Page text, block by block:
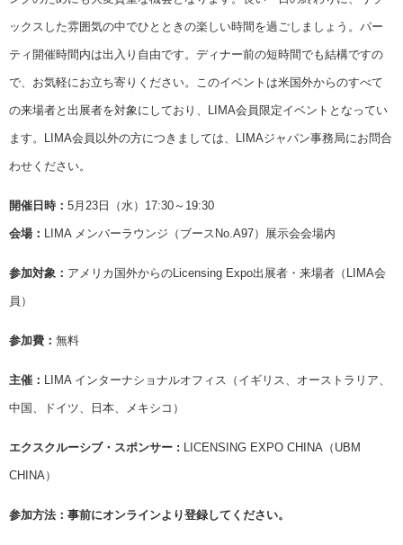
ックスした雰囲気の中でひとときの楽しい時間を過ごしましょう。パー
ティ開催時間内は出入り自由です。ディナー前の短時間でも結構ですの
で、お気軽にお立ち寄りください。このイベントは米国外からのすべて
の来場者と出展者を対象にしており、LIMA会員限定イベントとなってい
ます。LIMA会員以外の方につきましては、LIMAジャパン事務局にお問合
わせください。
開催日時： 5月23日（水）17:30～19:30
会場： LIMA メンバーラウンジ（ブースNo.A97）展示会会場内
参加対象： アメリカ国外からのLicensing Expo出展者・来場者（LIMA会
員）
参加費： 無料
主催： LIMA インターナショナルオフィス（イギリス、オーストラリア、
中国、ドイツ、日本、メキシコ）
エクスクルーシブ・スポンサー : LICENSING EXPO CHINA（UBM
CHINA）
参加方法：事前にオンラインより登録してください。